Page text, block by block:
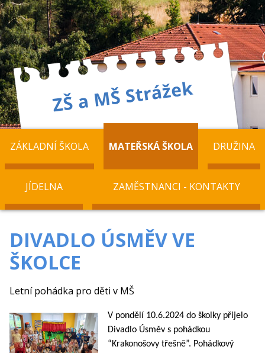
ZÁKLADNÍ ŠKOLA MATEŘSKÁ ŠKOLA DRUŽINA
JÍDELNA ZAMĚSTNANCI - KONTAKTY
DIVADLO ÚSMĚV VE
ŠKOLCE
Letní pohádka pro děti v MŠ
V pondělí 10.6.2024 do školky přijelo
Divadlo Úsměv s pohádkou
“Krakonošovy třešně”. Pohádkový